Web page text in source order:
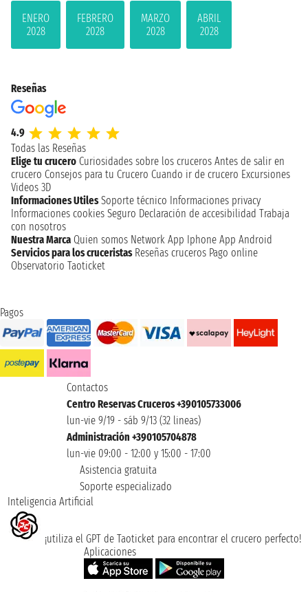
ENERO
2028
FEBRERO
2028
MARZO
2028
ABRIL
2028
Reseñas
4.9
Todas las Reseñas
Elige tu crucero Curiosidades sobre los cruceros Antes de salir en
crucero Consejos para tu Crucero Cuando ir de crucero Excursiones
Videos 3D
Informaciones Utiles Soporte técnico Informaciones privacy
Informaciones cookies Seguro Declaración de accesibilidad Trabaja
con nosotros
Nuestra Marca Quien somos Network App Iphone App Android
Servicios para los cruceristas Reseñas cruceros Pago online
Observatorio Taoticket
Pagos
Contactos
Centro Reservas Cruceros +390105733006
lun-vie 9/19 - sáb 9/13 (32 lineas)
Administración +390105704878
lun-vie 09:00 - 12:00 y 15:00 - 17:00
Asistencia gratuita
Soporte especializado
Inteligencia Artificial
¡utiliza el GPT de Taoticket para encontrar el crucero perfecto!
Aplicaciones